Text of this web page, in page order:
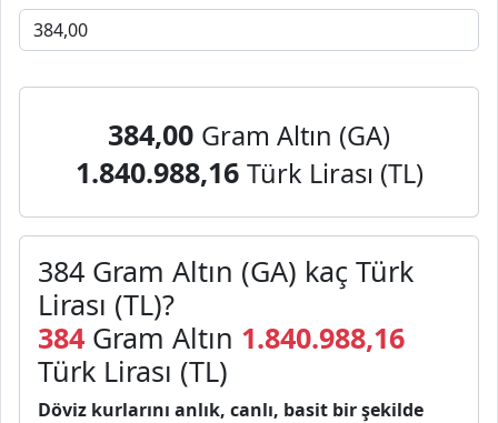
384,00 Gram Altın (GA)
1.840.988,16 Türk Lirası (TL)
384 Gram Altın (GA) kaç Türk
Lirası (TL)?
384 Gram Altın 1.840.988,16
Türk Lirası (TL)
Döviz kurlarını anlık, canlı, basit bir şekilde